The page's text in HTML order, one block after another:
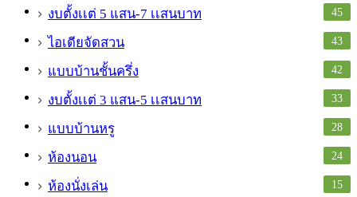
งบตั้งเเต่ 5 แสน-7 เเสนบาท 45
ไอเดียจัดสวน 43
แบบบ้านชั้นครึ่ง 42
งบตั้งเเต่ 3 แสน-5 เเสนบาท 33
แบบบ้านหรู 28
ห้องนอน 24
ห้องนั่งเล่น 15